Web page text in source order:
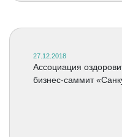
27.12.2018
Ассоциация
бизнес-саммит